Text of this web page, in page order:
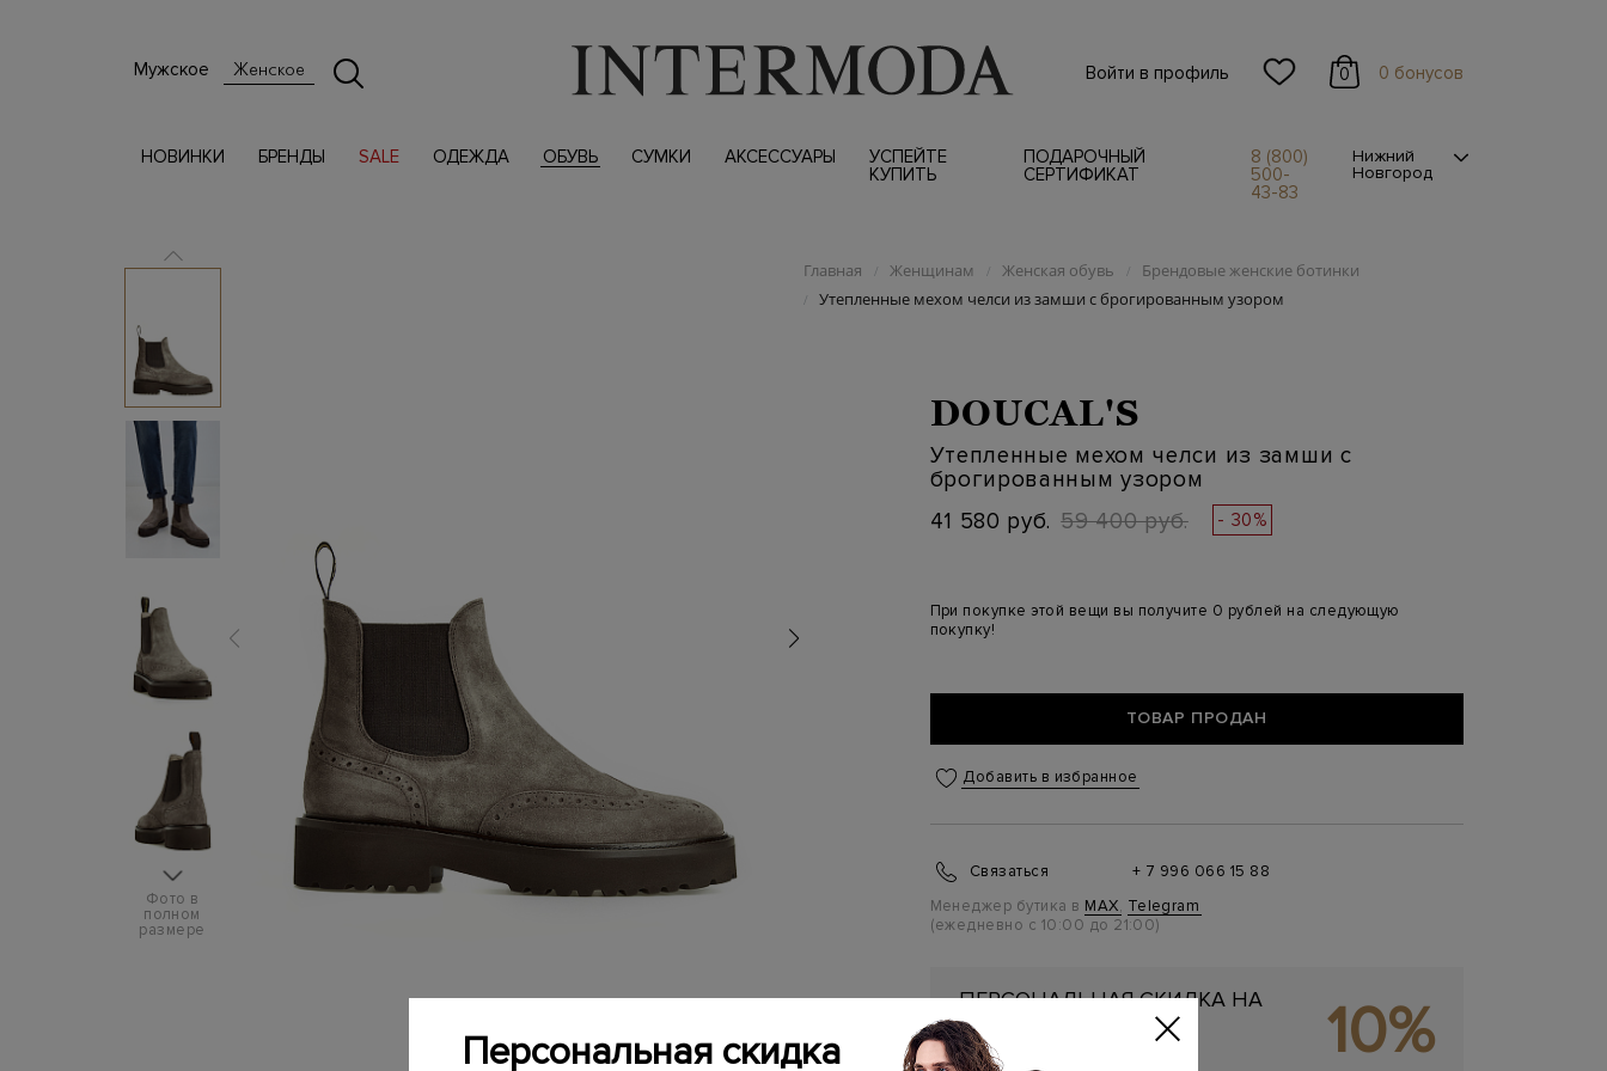
Мужское Женское Войти в профиль 0 0 бонусов
НОВИНКИ БРЕНДЫ SALE ОДЕЖДА ОБУВЬ СУМКИ АКСЕССУАРЫ
УСПЕЙТЕ
КУПИТЬ
ПОДАРОЧНЫЙ
СЕРТИФИКАТ
8 (800)
500-
43-83
Нижний
Новгород
Фото в
полном
размере
Главная / Женщинам / Женская обувь / Брендовые женские ботинки
/ Утепленные мехом челси из замши с брогированным узором
DOUCAL'S
Утепленные мехом челси из замши с
брогированным узором
41 580 руб. 59 400 руб. - 30%
При покупке этой вещи вы получите 0 рублей на следующую
покупку!
ТОВАР ПРОДАН
Добавить в избранное
Связаться
+ 7 996 066 15 88
Менеджер бутика в MAX, Telegram
(ежедневно с 10:00 до 21:00)
ПЕРСОНАЛЬНАЯ СКИДКА НА
ПЕРВУЮ ПОКУПКУ
Подробнее 10%
Персональная скидка